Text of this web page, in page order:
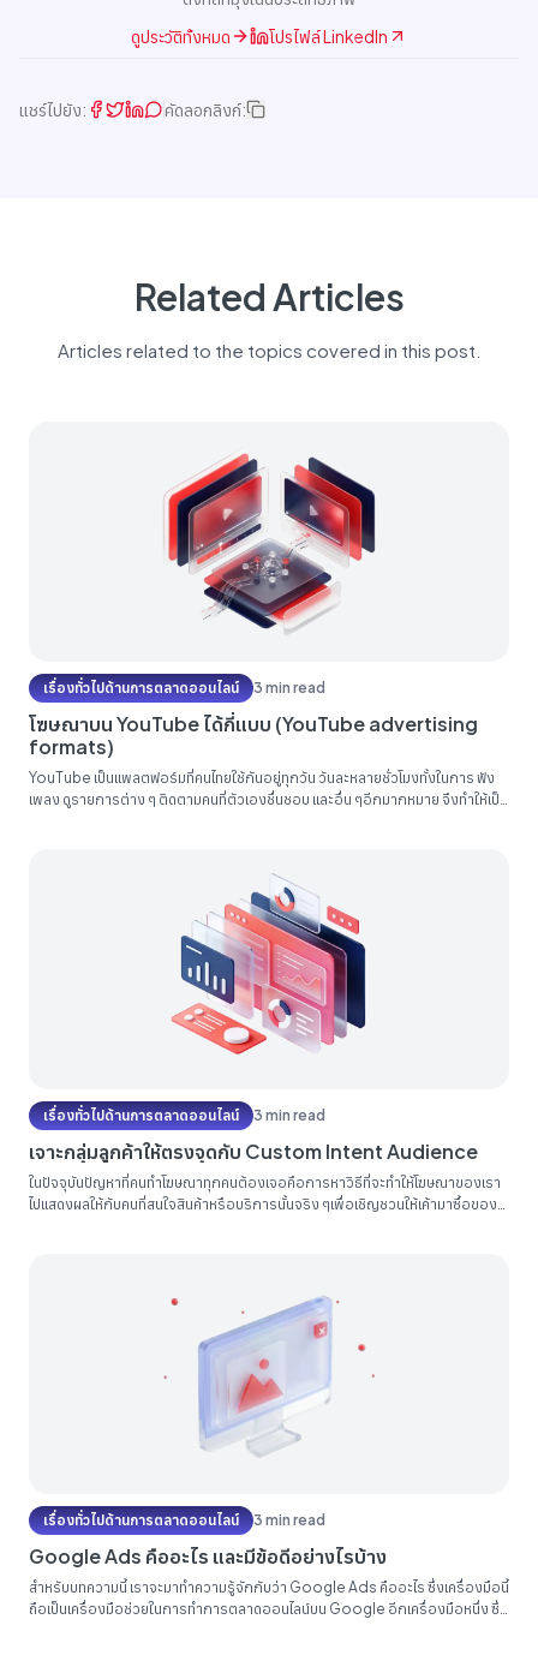
ดูประวัติทั้งหมด
โปรไฟล์ LinkedIn
แชร์ไปยัง: คัดลอกลิงก์:
Related Articles
Articles related to the topics covered in this post.
เรื่องทั่วไปด้านการตลาดออนไลน์ 3 min read
โฆษณาบน YouTube ได้กี่แบบ (YouTube advertising
formats)
YouTube เป็นแพลตฟอร์มที่คนไทยใช้กันอยู่ทุกวัน วันละหลายชั่วโมงทั้งในการ ฟัง
เพลง ดูรายการต่าง ๆ ติดตามคนที่ตัวเองชื่นชอบ และอื่น ๆอีกมากหมาย จึงทำให้เป็น
เรื่องทั่วไปด้านการตลาดออนไลน์ 3 min read
เจาะกลุ่มลูกค้าให้ตรงจุดกับ Custom Intent Audience
ในปัจจุบันปัญหาที่คนทำโฆษณาทุกคนต้องเจอคือการหาวิธีที่จะทำให้โฆษณาของเรา
ไปแสดงผลให้กับคนที่สนใจสินค้าหรือบริการนั้นจริง ๆเพื่อเชิญชวนให้เค้ามาซื้อของ
เรื่องทั่วไปด้านการตลาดออนไลน์ 3 min read
Google Ads คืออะไร และมีข้อดีอย่างไรบ้าง
สำหรับบทความนี้ เราจะมาทำความรู้จักกับว่า Google Ads คืออะไร ซึ่งเครื่องมือนี้
ถือเป็นเครื่องมือช่วยในการทำการตลาดออนไลน์บน Google อีกเครื่องมือหนึ่ง ซึ่ง